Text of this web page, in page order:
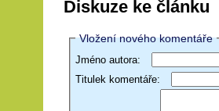
Diskuze ke článku
Vložení nového komentáře
Jméno autora:
Titulek komentáře: